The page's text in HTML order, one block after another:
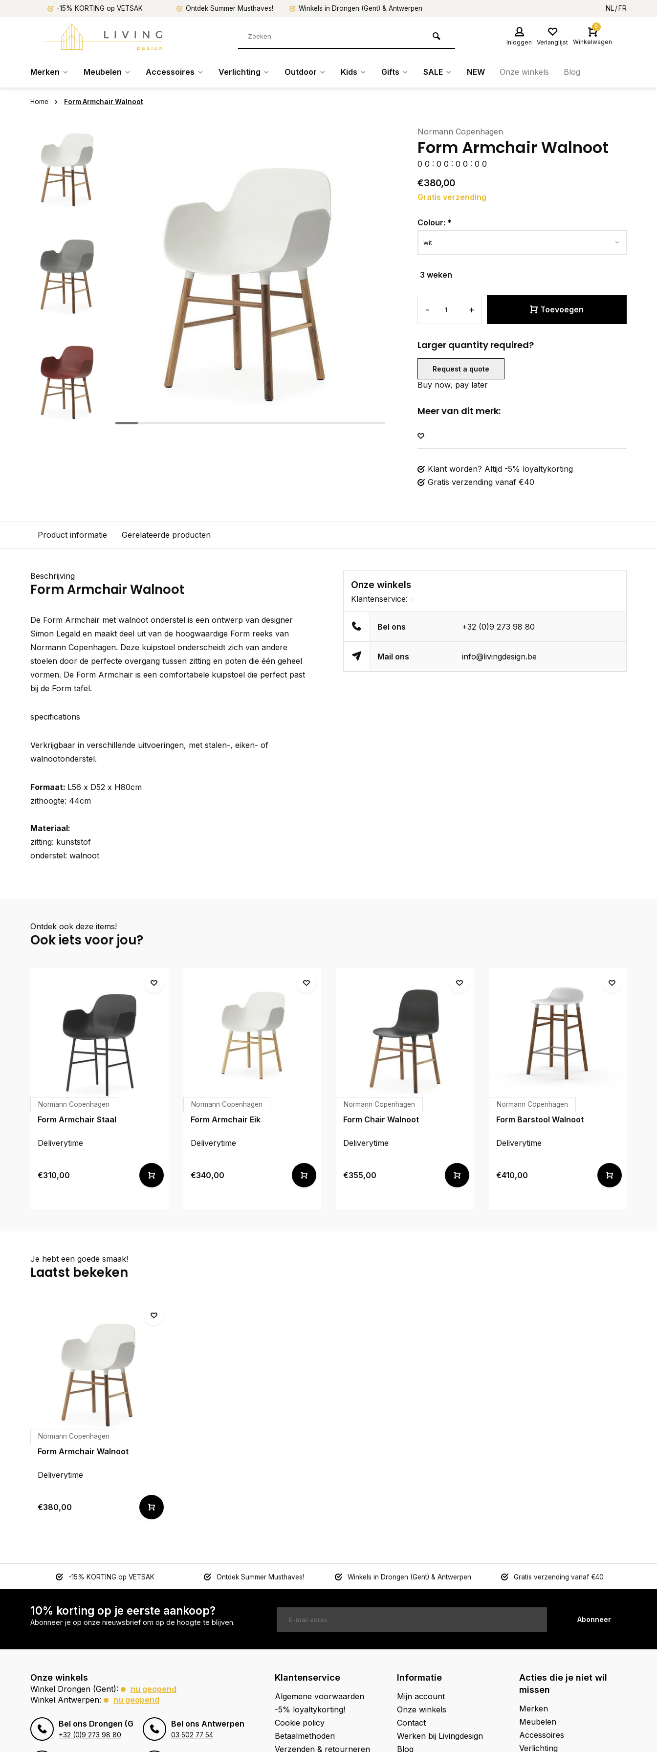
-15% KORTING op VETSAK Ontdek Summer Musthaves! Winkels in Drongen (Gent) & Antwerpen NL FR
Inloggen Verlanglijst
0
Winkelwagen
Merken Meubelen Accessoires Verlichting Outdoor Kids Gifts SALE NEW Onze winkels Blog
Home Form Armchair Walnoot
Normann Copenhagen
Form Armchair Walnoot
0 0 : 0 0 : 0 0 : 0 0
€380,00
Gratis verzending
Colour: *
3 weken
- + Toevoegen
Larger quantity required?
Request a quote
Buy now, pay later
Meer van dit merk:
Klant worden? Altijd -5% loyaltykorting
Gratis verzending vanaf €40
Product informatie Gerelateerde producten
Beschrijving
Form Armchair Walnoot
De Form Armchair met walnoot onderstel is een ontwerp van designer
Simon Legald en maakt deel uit van de hoogwaardige Form reeks van
Normann Copenhagen. Deze kuipstoel onderscheidt zich van andere
stoelen door de perfecte overgang tussen zitting en poten die één geheel
vormen. De Form Armchair is een comfortabele kuipstoel die perfect past
bij de Form tafel.
specifications
Verkrijgbaar in verschillende uitvoeringen, met stalen-, eiken- of
walnootonderstel.
Formaat: L56 x D52 x H80cm
zithoogte: 44cm
Materiaal:
zitting: kunststof
onderstel: walnoot
Onze winkels
Klantenservice:
Bel ons +32 (0)9 273 98 80
Mail ons info@livingdesign.be
Ontdek ook deze items!
Ook iets voor jou?
Normann Copenhagen
Form Armchair Staal
Deliverytime
€310,00
Normann Copenhagen
Form Armchair Eik
Deliverytime
€340,00
Normann Copenhagen
Form Chair Walnoot
Deliverytime
€355,00
Normann Copenhagen
Form Barstool Walnoot
Deliverytime
€410,00
Je hebt een goede smaak!
Laatst bekeken
Normann Copenhagen
Form Armchair Walnoot
Deliverytime
€380,00
-15% KORTING op VETSAK Ontdek Summer Musthaves! Winkels in Drongen (Gent) & Antwerpen Gratis verzending vanaf €40
10% korting op je eerste aankoop?
Abonneer je op onze nieuwsbrief om op de hoogte te blijven. Abonneer
Onze winkels
Winkel Drongen (Gent):
nu geopend
Winkel Antwerpen:
nu geopend
Bel ons Drongen (Gent)
+32 (0)9 273 98 80
Bel ons Antwerpen
03 502 77 54
Klantenservice
Algemene voorwaarden
-5% loyaltykorting!
Cookie policy
Betaalmethoden
Verzenden & retourneren
Informatie
Mijn account
Onze winkels
Contact
Werken bij Livingdesign
Blog
Acties die je niet wil
missen
Merken
Meubelen
Accessoires
Verlichting